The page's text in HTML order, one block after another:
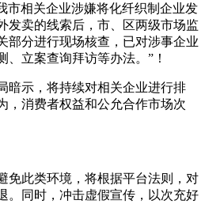
市相关企业涉嫌将化纤织制企业发
发卖的线索后，市、区两级市场监
部分进行现场核查，已对涉事企业
立案查询拜访等办法。”！
示，将持续对相关企业进行排
，消费者权益和公允合作市场次
此类环境，将根据平台法则，对
。同时，冲击虚假宣传，以次充好